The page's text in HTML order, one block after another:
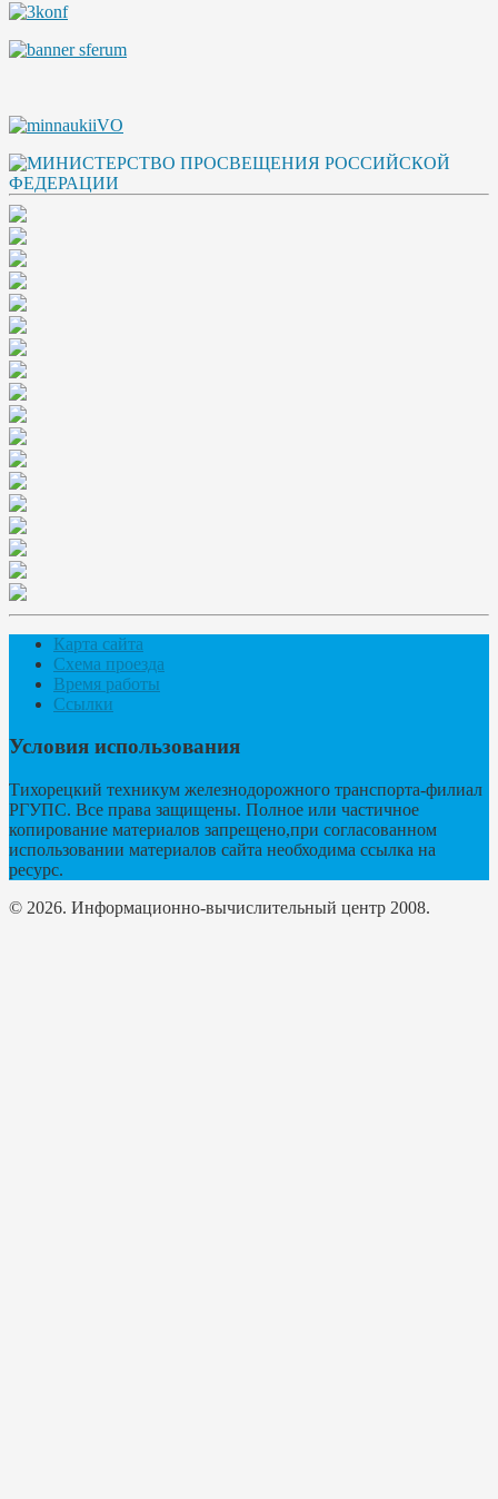
Карта сайта
Схема проезда
Время работы
Ссылки
Условия использования
Тихорецкий техникум железнодорожного транспорта-филиал
РГУПС. Все права защищены. Полное или частичное
копирование материалов запрещено,при согласованном
использовании материалов сайта необходима ссылка на
ресурс.
© 2026. Информационно-вычислительный центр 2008.